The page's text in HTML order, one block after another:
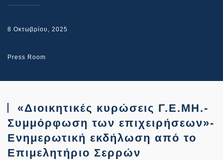
8 Οκτωβρίου, 2025
Press Room
«Διοικητικές κυρώσεις Γ.Ε.ΜΗ.-
Συμμόρφωση των επιχειρήσεων»-
Ενημερωτική εκδήλωση από το
Επιμελητήριο Σερρών